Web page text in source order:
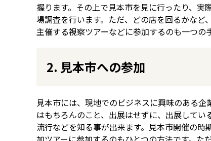
握ります。その上で見本市を見に行ったり、
場調査を行います。ただ、どの店を回るかな
主催する視察ツアーなどに参加するのも一つの
2. 見本市への参加
見本市には、現地でのビジネスに興味のある
はもちろんのこと、出展はせずに、出展して
流行などを知る事が出来ます。見本市開催の